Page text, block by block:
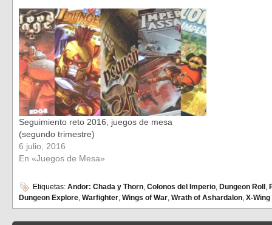
Seguimiento reto 2016, juegos de mesa
(segundo trimestre)
6 julio, 2016
En «Juegos de Mesa»
Etiquetas: Andor: Chada y Thorn, Colonos del Imperio, Dungeon Roll ,
Dungeon Explore, Warfighter, Wings of War, Wrath of Ashardalon, X-Wing